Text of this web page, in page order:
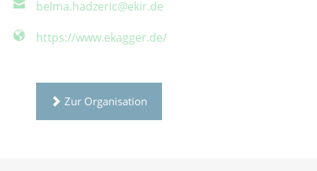
belma.hadzeric@ekir.de
https://www.ekagger.de/
Zur Organisation